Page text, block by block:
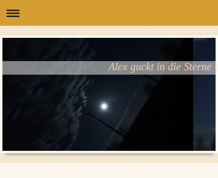
Alex guckt in die Sterne